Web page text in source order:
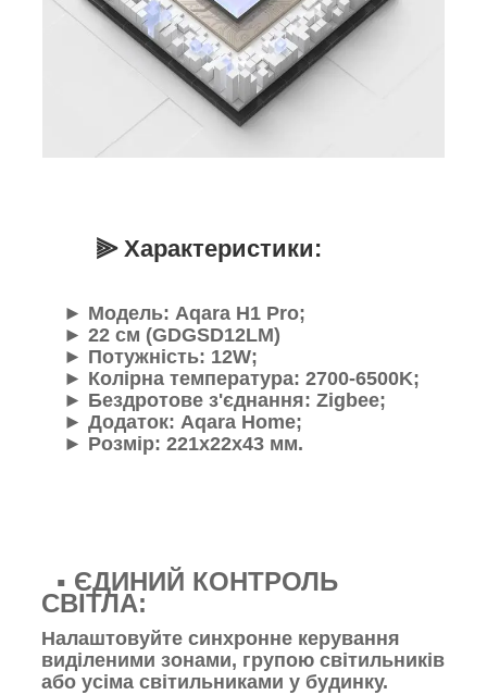
▪️ ЄДИНИЙ КОНТРОЛЬ
СВІТЛА:
Налаштовуйте синхронне керування
виділеними зонами, групою світильників
або усіма світильниками у будинку.
⫸ Характеристики:
► Модель: Aqara H1 Pro;
► 22 см (GDGSD12LM)
► Потужність: 12W;
► Колірна температура: 2700-6500K;
► Бездротове з'єднання: Zigbee;
► Додаток: Aqara Home;
► Розмір: 221х22х43 мм.